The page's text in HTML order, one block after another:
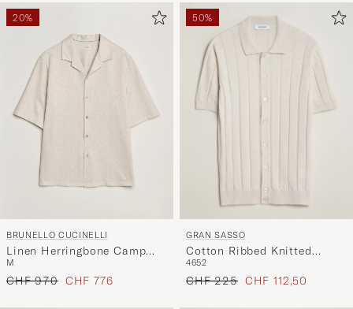
20%
BRUNELLO CUCINELLI
Linen Herringbone Camp
Shirt Light Beige
M
Regulärer Preis
CHF 970 Reduzierter Preis
CHF 776
50%
GRAN SASSO
Cotton Ribbed Knitted
Resort Shirt Light Beige
4652
Regulärer Preis
CHF 225 Reduzierter Preis
CHF 112,50